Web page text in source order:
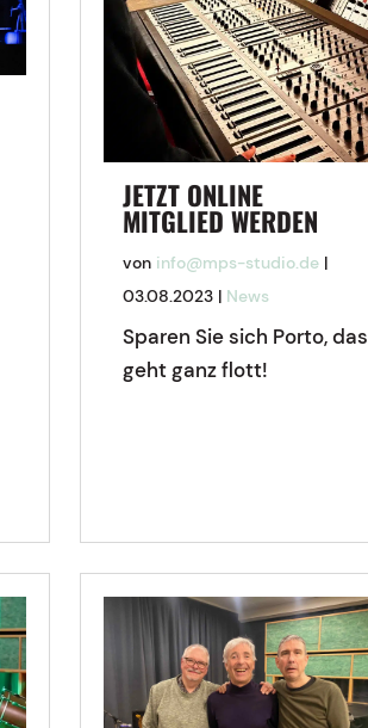
JETZT ONLINE
MITGLIED WERDEN
von info@mps-studio.de |
03.08.2023 | News
Sparen Sie sich Porto, das
geht ganz flott!